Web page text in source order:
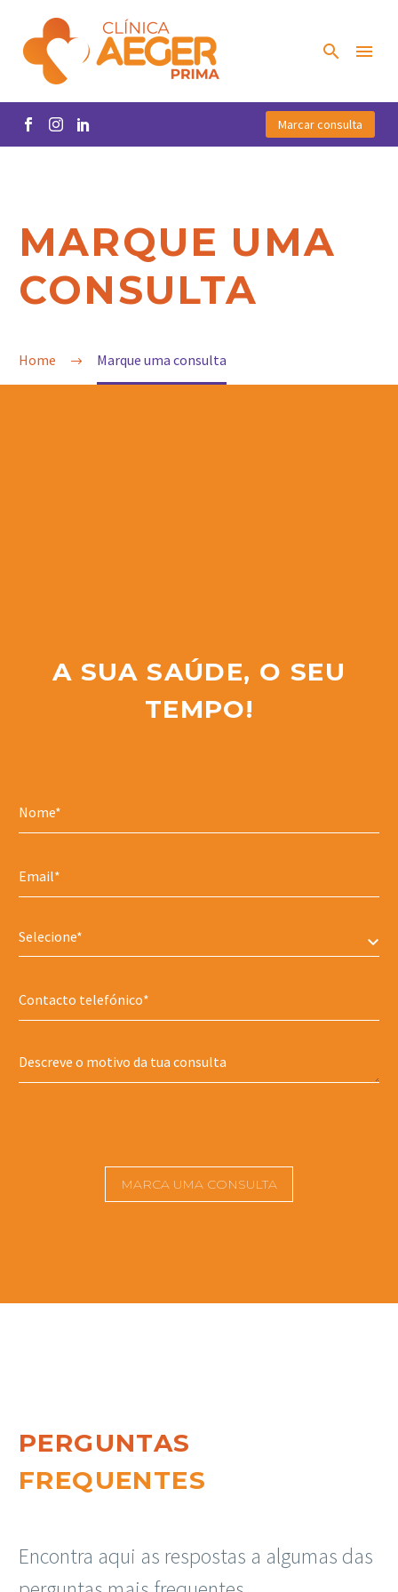
Marcar consulta
MARQUE UMA
CONSULTA
Home Marque uma consulta
A SUA SAÚDE, O SEU
TEMPO!
Selecione*
PERGUNTAS
FREQUENTES
Encontra aqui as respostas a algumas das